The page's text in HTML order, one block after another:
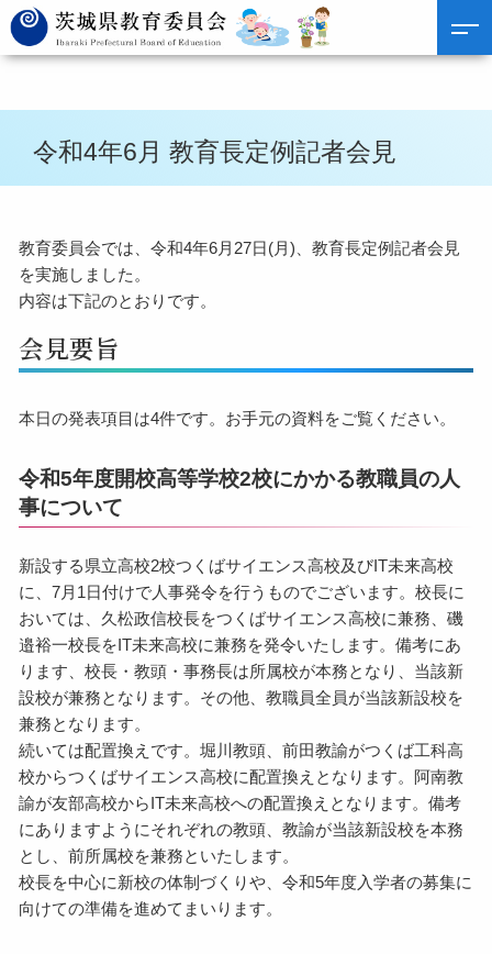
令和4年6月 教育長定例記者会見
教育委員会では、令和4年6月27日(月)、教育長定例記者会見
を実施しました。
内容は下記のとおりです。
会見要旨
本日の発表項目は4件です。お手元の資料をご覧ください。
令和5年度開校高等学校2校にかかる教職員の人
事について
新設する県立高校2校つくばサイエンス高校及びIT未来高校
に、7月1日付けで人事発令を行うものでございます。校長に
おいては、久松政信校長をつくばサイエンス高校に兼務、磯
邉裕一校長をIT未来高校に兼務を発令いたします。備考にあ
ります、校長・教頭・事務長は所属校が本務となり、当該新
設校が兼務となります。その他、教職員全員が当該新設校を
兼務となります。
続いては配置換えです。堀川教頭、前田教諭がつくば工科高
校からつくばサイエンス高校に配置換えとなります。阿南教
諭が友部高校からIT未来高校への配置換えとなります。備考
にありますようにそれぞれの教頭、教諭が当該新設校を本務
とし、前所属校を兼務といたします。
校長を中心に新校の体制づくりや、令和5年度入学者の募集に
向けての準備を進めてまいります。